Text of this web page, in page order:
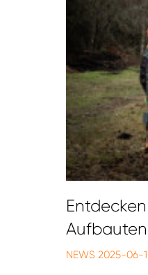
Aufbauten
NEWS 2025-06-